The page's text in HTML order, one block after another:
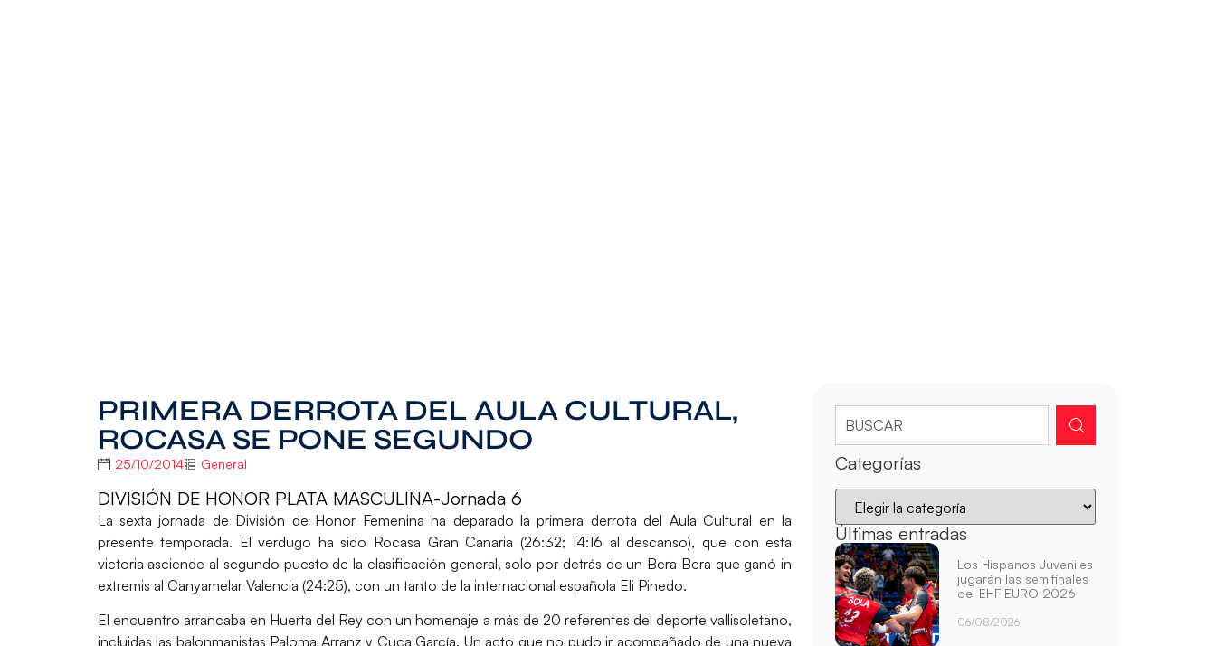
PRIMERA DERROTA DEL AULA CULTURAL,
ROCASA SE PONE SEGUNDO
25/10/2014 General
DIVISIÓN DE HONOR PLATA MASCULINA-Jornada 6
La sexta jornada de División de Honor Femenina ha deparado la primera derrota del Aula Cultural en la
presente temporada. El verdugo ha sido Rocasa Gran Canaria (26:32; 14:16 al descanso), que con esta
victoria asciende al segundo puesto de la clasificación general, solo por detrás de un Bera Bera que ganó in
extremis al Canyamelar Valencia (24:25), con un tanto de la internacional española Eli Pinedo.
El encuentro arrancaba en Huerta del Rey con un homenaje a más de 20 referentes del deporte vallisoletano,
incluidas las balonmanistas Paloma Arranz y Cuca García. Un acto que no pudo ir acompañado de una nueva
Categorías
Últimas entradas
Los Hispanos Juveniles
jugarán las semifinales
del EHF EURO 2026
06/08/2026